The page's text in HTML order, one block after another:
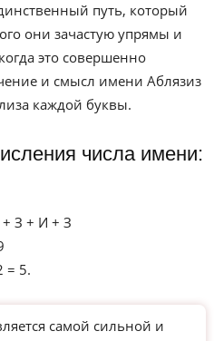
путь, который
они зачастую упрямы и
это совершенно
и смысл имени Аблязиз
каждой буквы.
числа имени:
З + И + З
= 5.
самой сильной и